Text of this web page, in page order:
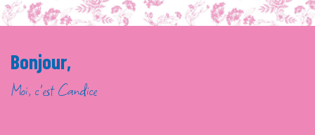
Bonjour,
Moi, c'est Candice